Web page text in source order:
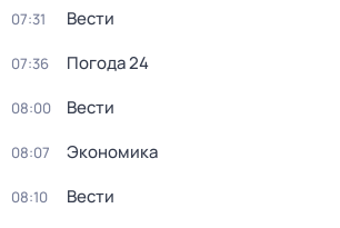
07:31 Вести
07:36 Погода 24
08:00 Вести
08:07 Экономика
08:10 Вести